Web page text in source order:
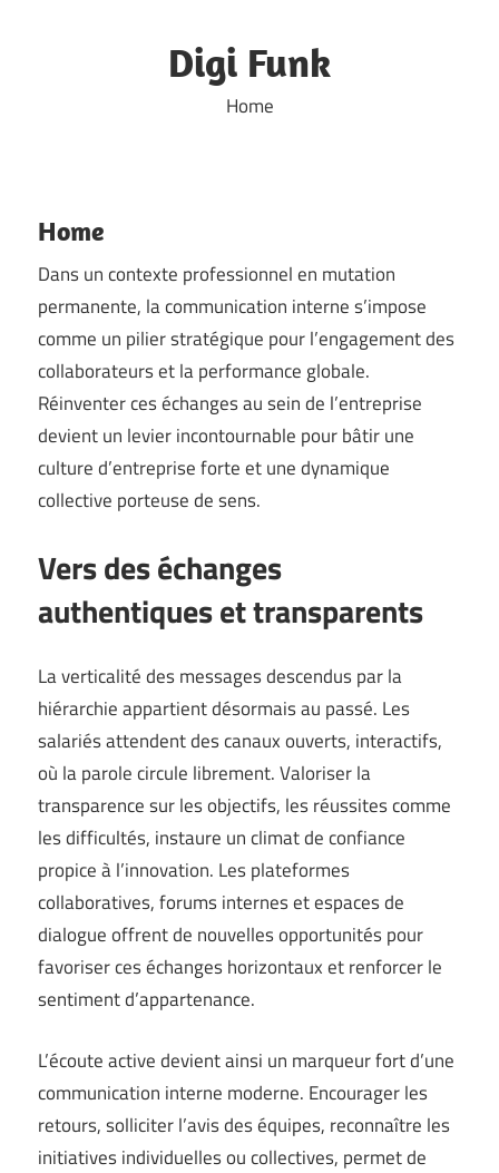
Digi Funk
Home
Home
Dans un contexte professionnel en mutation
permanente, la communication interne s’impose
comme un pilier stratégique pour l’engagement des
collaborateurs et la performance globale.
Réinventer ces échanges au sein de l’entreprise
devient un levier incontournable pour bâtir une
culture d’entreprise forte et une dynamique
collective porteuse de sens.
Vers des échanges
authentiques et transparents
La verticalité des messages descendus par la
hiérarchie appartient désormais au passé. Les
salariés attendent des canaux ouverts, interactifs,
où la parole circule librement. Valoriser la
transparence sur les objectifs, les réussites comme
les difficultés, instaure un climat de confiance
propice à l’innovation. Les plateformes
collaboratives, forums internes et espaces de
dialogue offrent de nouvelles opportunités pour
favoriser ces échanges horizontaux et renforcer le
sentiment d’appartenance.
L’écoute active devient ainsi un marqueur fort d’une
communication interne moderne. Encourager les
retours, solliciter l’avis des équipes, reconnaître les
initiatives individuelles ou collectives, permet de